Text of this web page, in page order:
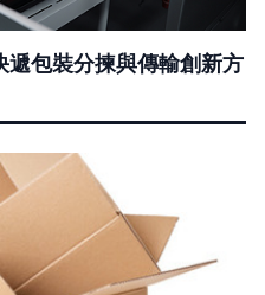
包裝分揀與傳輸創新方